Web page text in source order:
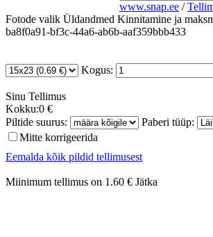
www.snap.ee /
Fotode valik Üldandmed Kinnitamine ja
ba8f0a91-bf3c-44a6-ab6b-aaf359bbb433
Kogus:
Sinu Tellimus
Kokku:0 €
Piltide suurus:
Paberi tüüp:
Mitte korrigeerida
Eemalda kõik pildid tellimusest
Miinimum tellimus on 1.60 € Jätka